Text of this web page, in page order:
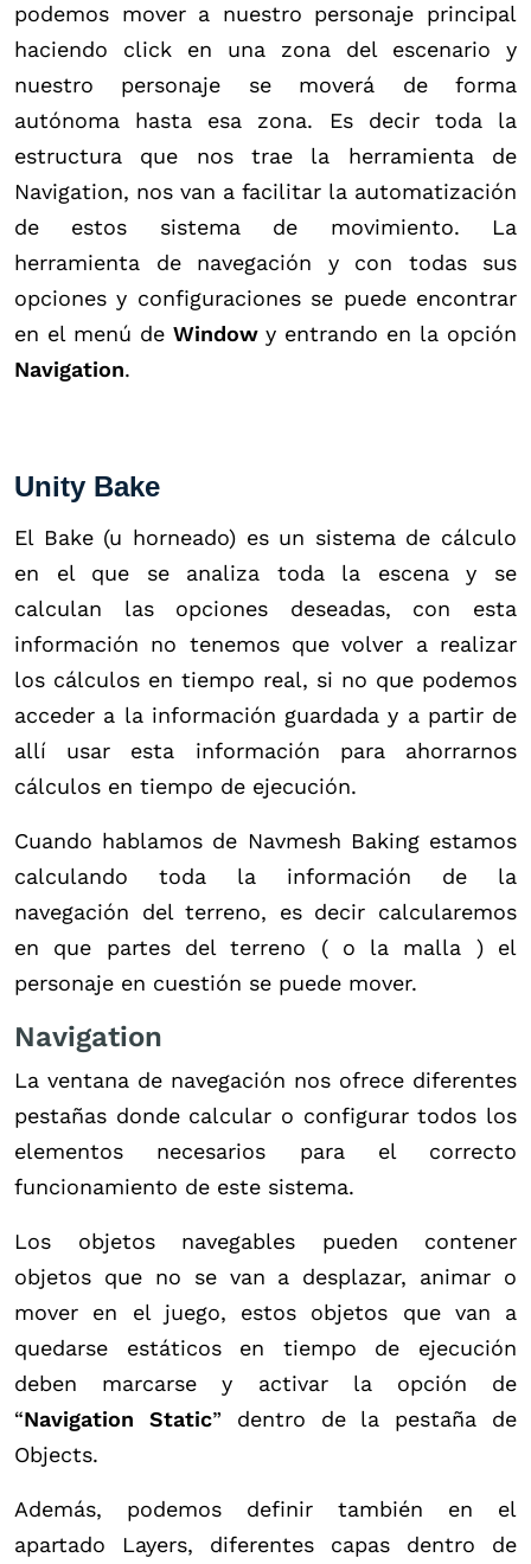
podemos mover a nuestro personaje principal
haciendo click en una zona del escenario y
nuestro personaje se moverá de forma
autónoma hasta esa zona. Es decir toda la
estructura que nos trae la herramienta de
Navigation, nos van a facilitar la automatización
de estos sistema de movimiento. La
herramienta de navegación y con todas sus
opciones y configuraciones se puede encontrar
en el menú de Windowy entrando en la opción
Navigation.
Unity Bake
El Bake (u horneado) es un sistema de cálculo
en el que se analiza toda la escena y se
calculan las opciones deseadas, con esta
información no tenemos que volver a realizar
los cálculos en tiempo real, si no que podemos
acceder a la información guardada y a partir de
allí usar esta información para ahorrarnos
cálculos en tiempo de ejecución.
Cuando hablamos de Navmesh Baking estamos
calculando toda la información de la
navegación del terreno, es decir calcularemos
en que partes del terreno ( o la malla ) el
personaje en cuestión se puede mover.
Navigation
La ventana de navegación nos ofrece diferentes
pestañas donde calcular o configurar todos los
elementos necesarios para el correcto
funcionamiento de este sistema.
Los objetos navegables pueden contener
objetos que no se van a desplazar, animar o
mover en el juego, estos objetos que van a
quedarse estáticos en tiempo de ejecución
deben marcarse y activar la opción de
“Navigation Static” dentro de la pestaña de
Objects.
Además, podemos definir también en el
apartado Layers, diferentes capas dentro de